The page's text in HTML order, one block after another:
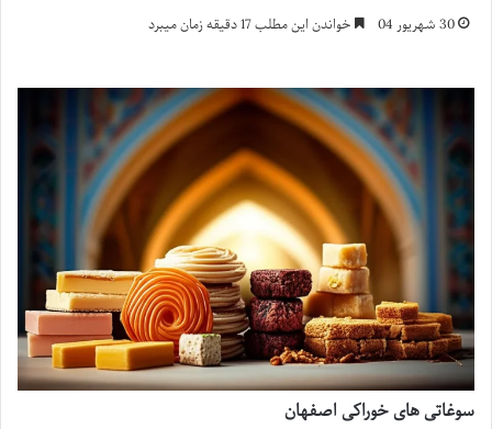
30 شهریور 04 خواندن این مطلب 17 دقیقه زمان میبرد
سوغاتی های خوراکی اصفهان